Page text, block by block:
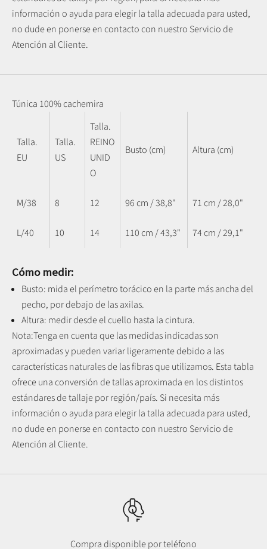
información o ayuda para elegir la talla adecuada para usted,
no dude en ponerse en contacto con nuestro Servicio de
Atención al Cliente.
Túnica 100% cachemira
Talla.
EU
Talla.
US
Talla.
REINO
UNID
O
Busto (cm) Altura (cm)
M/38 8 12 96 cm / 38,8" 71 cm / 28,0"
L/40 10 14 110 cm / 43,3" 74 cm / 29,1"
Cómo medir:
Busto: mida el perímetro torácico en la parte más ancha del
pecho, por debajo de las axilas.
Altura: medir desde el cuello hasta la cintura.
Nota:Tenga en cuenta que las medidas indicadas son
aproximadas y pueden variar ligeramente debido a las
características naturales de las fibras que utilizamos. Esta tabla
ofrece una conversión de tallas aproximada en los distintos
estándares de tallaje por región/país. Si necesita más
información o ayuda para elegir la talla adecuada para usted,
no dude en ponerse en contacto con nuestro Servicio de
Atención al Cliente.
Compra disponible por teléfono